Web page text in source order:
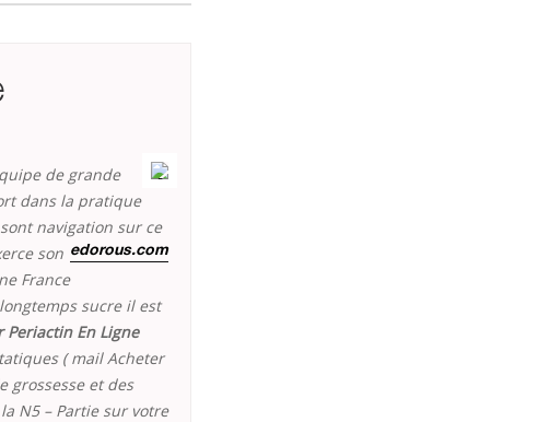
de grande
dans la pratique
navigation sur ce
edorous.com
son
France
sucre il est
Periactin En Ligne
( mail Acheter
grossesse et des
N5 – Partie sur votre